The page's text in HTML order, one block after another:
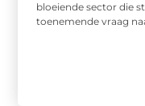
bloeiende sector die
toenemende vraag